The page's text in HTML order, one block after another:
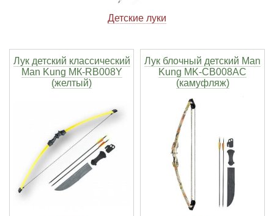
Детские луки
Лук детский классический
Man Kung МК-RB008Y
(желтый)
Лук блочный детский Man
Kung MK-CB008AC
(камуфляж)
Полочки для лука
Кликеры для лука
Плунжеры для лука
Киссеры для лука
Ножи складные